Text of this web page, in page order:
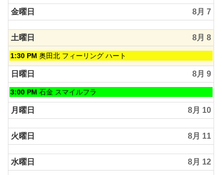
金曜日 8月 7
土曜日 8月 8
土
曜
日,
8
月
8th
2026
1:30 PM 奥田北 フィーリング ハート
日曜日 8月 9
日
曜
日,
8
月
9th
2026
3:00 PM 石金 スマイルフラ
月曜日 8月 10
火曜日 8月 11
水曜日 8月 12